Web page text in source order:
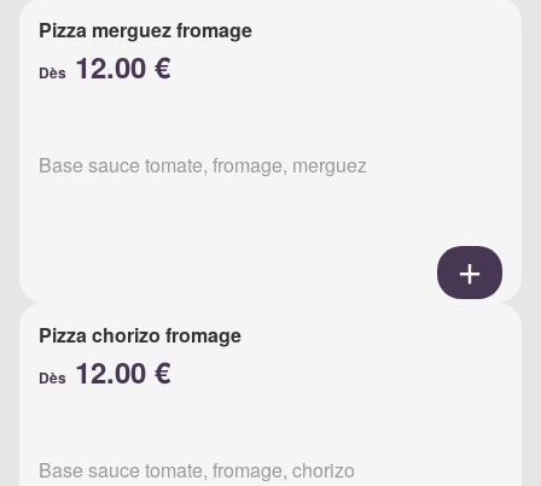
Pizza merguez fromage
Dès 12.00 €
Base sauce tomate, fromage, merguez
Pizza chorizo fromage
Dès 12.00 €
Base sauce tomate, fromage, chorizo